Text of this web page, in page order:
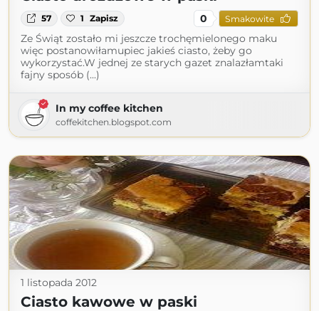
57 1 Zapisz 0 Smakowite
Ze Świąt zostało mi jeszcze trochęmielonego maku
więc postanowiłamupiec jakieś ciasto, żeby go
wykorzystać.W jednej ze starych gazet znalazłamtaki
fajny sposób (...)
In my coffee kitchen
coffekitchen.blogspot.com
1 listopada 2012
Ciasto kawowe w paski